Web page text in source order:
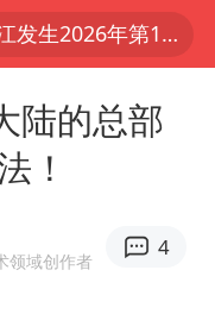
浙江省甬江发生2026年第1号洪水
全球最大级别运输船通过长江大桥
陆的总部
！
领域创作者
4